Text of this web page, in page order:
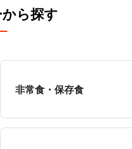
ら探す
非常食・保存食